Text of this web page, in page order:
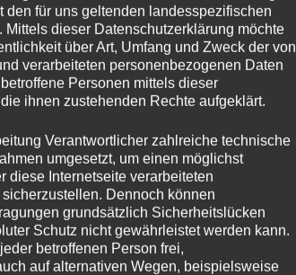
den für uns geltenden landesspezifischen
Mittels dieser Datenschutzerklärung möchte
über Art, Umfang und Zweck der von
verarbeiteten personenbezogenen Daten
Personen mittels dieser
ihnen zustehenden Rechte aufgeklärt.
Verantwortlicher zahlreiche technische
umgesetzt, um einen möglichst
diese Internetseite verarbeiteten
Dennoch können
grundsätzlich Sicherheitslücken
Schutz nicht gewährleistet werden kann.
betroffenen Person frei,
auf alternativen Wegen, beispielsweise